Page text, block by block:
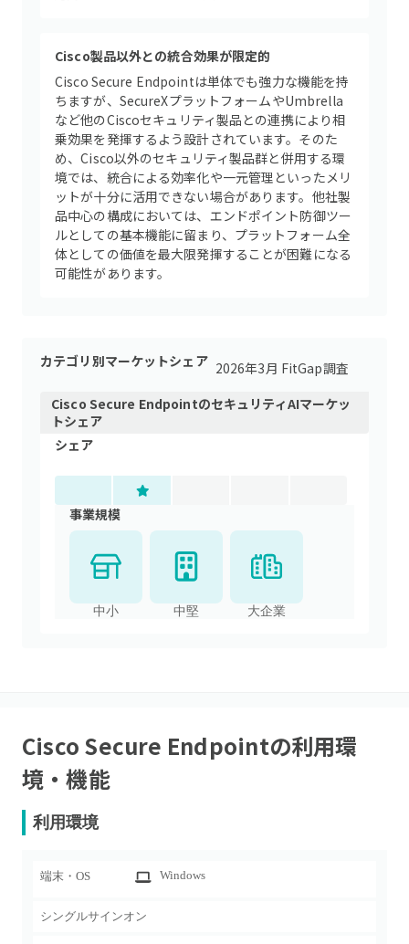
Cisco製品以外との統合効果が限定的
Cisco Secure Endpointは単体でも強力な機能を持
ちますが、SecureXプラットフォームやUmbrella
など他のCiscoセキュリティ製品との連携により相
乗効果を発揮するよう設計されています。そのた
め、Cisco以外のセキュリティ製品群と併用する環
境では、統合による効率化や一元管理といったメリ
ットが十分に活用できない場合があります。他社製
品中心の構成においては、エンドポイント防御ツー
ルとしての基本機能に留まり、プラットフォーム全
体としての価値を最大限発揮することが困難になる
可能性があります。
カテゴリ別マーケットシェア 2026年3月 FitGap調査
Cisco Secure EndpointのセキュリティAIマーケッ
トシェア
シェア
事業規模
中小 中堅 大企業
Cisco Secure Endpointの利用環
境・機能
利用環境
端末・OS Windows
シングルサインオン